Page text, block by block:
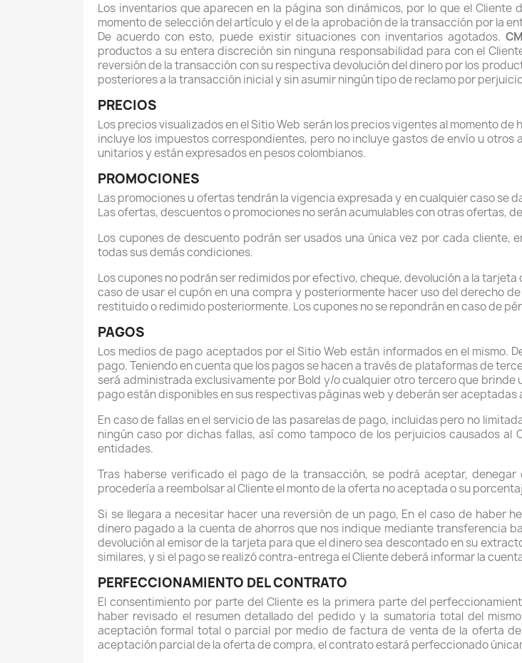
Los inventarios que aparecen en la página son dinámicos, por lo que el
momento de selección del artículo y el de la aprobación de la transacción por la
De acuerdo con esto, puede existir situaciones con inventarios agotados.
productos a su entera discreción sin ninguna responsabilidad para con el
reversión de la transacción con su respectiva devolución del dinero por los
posteriores a la transacción inicial y sin asumir ningún tipo de reclamo por
PRECIOS
Los precios visualizados en el Sitio Web serán los precios vigentes al momento
incluye los impuestos correspondientes, pero no incluye gastos de envío u
unitarios y están expresados en pesos colombianos.
PROMOCIONES
Las promociones u ofertas tendrán la vigencia expresada y en cualquier caso se
Las ofertas, descuentos o promociones no serán acumulables con otras ofertas,
Los cupones de descuento podrán ser usados una única vez por cada cliente,
todas sus demás condiciones.
Los cupones no podrán ser redimidos por efectivo, cheque, devolución a la
caso de usar el cupón en una compra y posteriormente hacer uso del derecho
restituido o redimido posteriormente. Los cupones no se repondrán en caso de
PAGOS
Los medios de pago aceptados por el Sitio Web están informados en el mismo.
pago. Teniendo en cuenta que los pagos se hacen a través de plataformas de
será administrada exclusivamente por Bold y/o cualquier otro tercero que brinde
pago están disponibles en sus respectivas páginas web y deberán ser
En caso de fallas en el servicio de las pasarelas de pago, incluidas pero no
ningún caso por dichas fallas, así como tampoco de los perjuicios causados
entidades.
Tras haberse verificado el pago de la transacción, se podrá aceptar,
procedería a reembolsar al Cliente el monto de la oferta no aceptada o su
Si se llegara a necesitar hacer una reversión de un pago, En el caso de haber
dinero pagado a la cuenta de ahorros que nos indique mediante transferencia
devolución al emisor de la tarjeta para que el dinero sea descontado en su
similares, y si el pago se realizó contra-entrega el Cliente deberá informar la
PERFECCIONAMIENTO DEL CONTRATO
El consentimiento por parte del Cliente es la primera parte del
haber revisado el resumen detallado del pedido y la sumatoria total del
aceptación formal total o parcial por medio de factura de venta de la oferta
aceptación parcial de la oferta de compra, el contrato estará perfeccionado